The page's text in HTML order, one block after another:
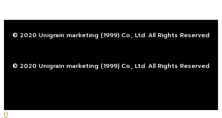
© 2020 Unigrain marketing (1999) Co., Ltd. All Rights Reserved
© 2020 Unigrain marketing (1999) Co., Ltd. All Rights Reserved
0